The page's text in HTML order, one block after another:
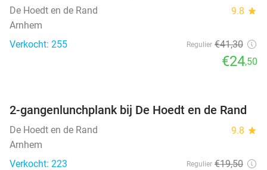
De Hoedt en de Rand 9.8 star
Arnhem
Verkocht: 255
Regulier €41,30
€24,50
2-gangenlunchplank bij De Hoedt en de Rand
De Hoedt en de Rand 9.8 star
Arnhem
Verkocht: 223
Regulier €19,50